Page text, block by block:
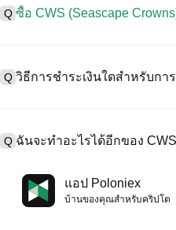
อร์เฟซที่ใช้งานง่าย สภาพคล่องสู
การซื้อขายคริปโทเคอร์เรนซีที่
1. สร้างบัญชีและตรวจสอบ KYC
2. ทุนในบัญชีของคุณด้วยเคอร์เร
Q ซื้อ CWS (Seascape
Crowns）น์และทรัพย์สินดิจิทัลคุ
Q วิธีการชำระเงินใดสำหรับกา
1) บัตรเครดิต/เดบิต (เช่น Visa
4) การซื้อขายแบบ OTC สำหรั
Q ฉันจะทำอะไรได้อีกของ
คุณสามารถซื้อขายล่วงหน้ากับ
เพิ่มมูลค่าคริปโตของคุณด้วยผล
แอป Poloniex
บ้านของคุณสําหรับคริปโต